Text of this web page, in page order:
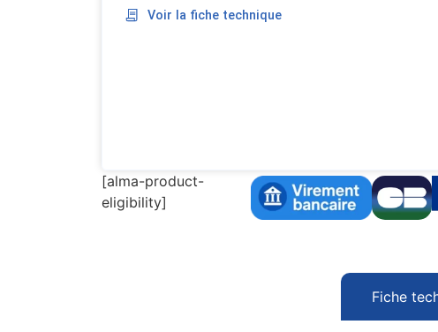
Voir la fiche technique
[alma-product-
eligibility]
Fiche